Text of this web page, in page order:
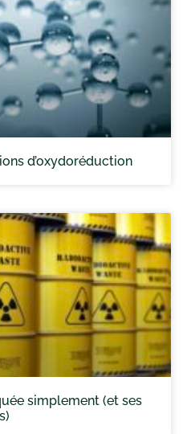
d’oxydoréduction
simplement (et ses